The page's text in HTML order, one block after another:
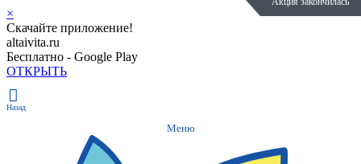
×
Скачайте приложение!
altaivita.ru
Бесплатно - Google Play
ОТКРЫТЬ
Назад
Меню